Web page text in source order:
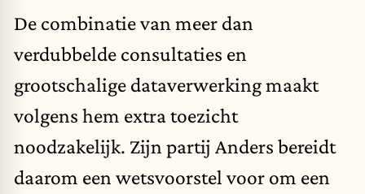
De combinatie van meer dan
verdubbelde consultaties en
grootschalige dataverwerking maakt
volgens hem extra toezicht
noodzakelijk. Zijn partij Anders bereidt
daarom een wetsvoorstel voor om een